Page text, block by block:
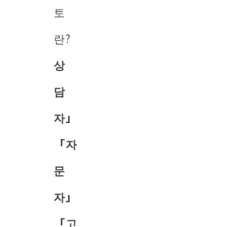
토
란?
상
담
자」
「자
문
자」
「고